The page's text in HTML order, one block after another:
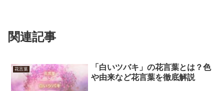
関連記事
花言葉
「白いツバキ」の花言葉とは？色
や由来など花言葉を徹底解説